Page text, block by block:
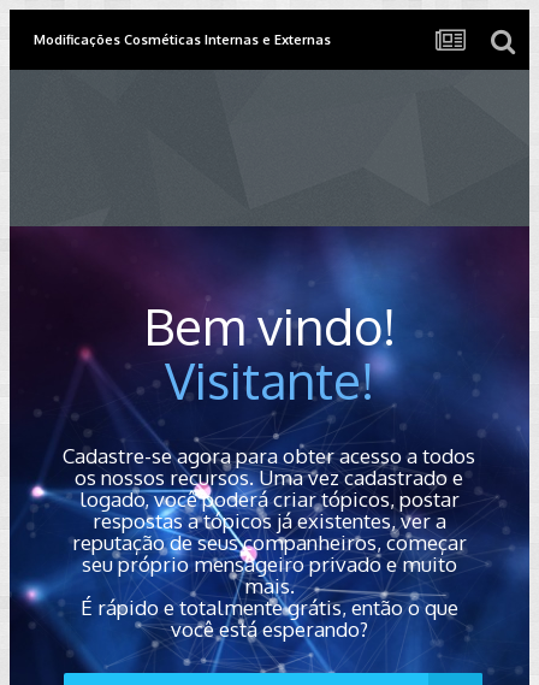
Modificações Cosméticas Internas e Externas
Bem vindo!
Visitante!
Cadastre-se agora para obter acesso a todos
os nossos recursos. Uma vez cadastrado e
logado, você poderá criar tópicos, postar
respostas a tópicos já existentes, ver a
reputação de seus companheiros, começar
seu próprio mensageiro privado e muito
mais.
É rápido e totalmente grátis, então o que
você está esperando?